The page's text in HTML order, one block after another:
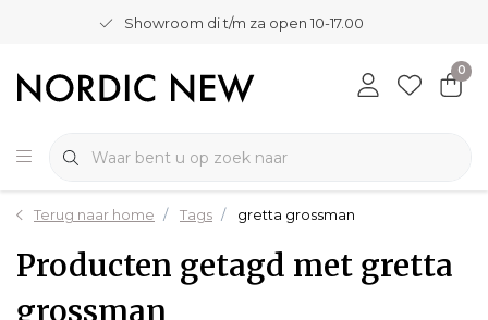
Showroom di t/m za open 10-17.00
0
Terug naar home Tags gretta grossman
Producten getagd met gretta
grossman